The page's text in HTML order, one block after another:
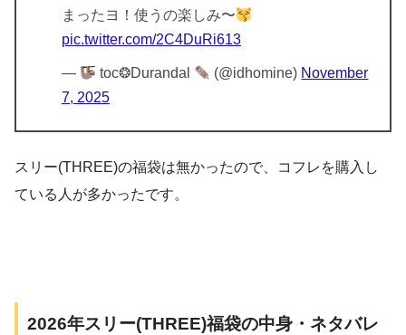
まったヨ！使うの楽しみ〜
pic.twitter.com/2C4DuRi613
— toc❂Durandal (@idhomine) November
7, 2025
スリー(THREE)の福袋は無かったので、コフレを購入し
ている人が多かったです。
2026年スリー(THREE)福袋の中身・ネタバレ